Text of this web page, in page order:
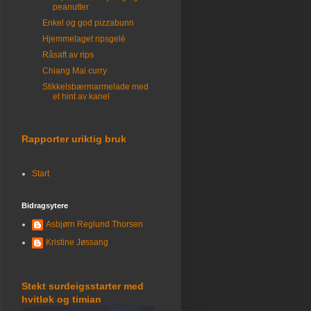
peanutter
Enkel og god pizzabunn
Hjemmelaget ripsgelè
Råsaft av rips
Chiang Mai curry
Stikkelsbærmarmelade med
et hint av kanel
Rapporter uriktig bruk
Start
Bidragsytere
Asbjørn Reglund Thorsen
Kristine Jøssang
Stekt surdeigsstarter med
hvitløk og timian